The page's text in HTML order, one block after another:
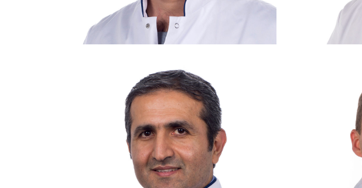
Consulent:
Consulent: